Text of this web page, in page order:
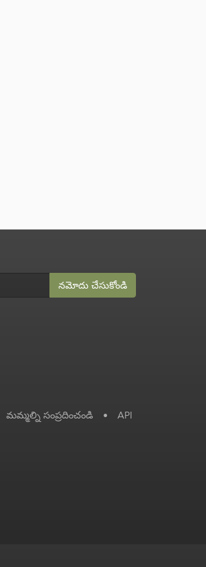
నమోదు చేసుకోండి
మమ్మల్ని సంప్రదించండి • API